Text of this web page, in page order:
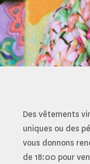
Des vêtements
uniques ou des
vous donnons
de 18:00 pour